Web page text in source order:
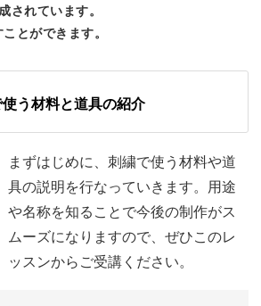
いたい直径1cm前後の範囲に収まっ
にひとつの野菜が刺繍できてしまう
だきやすいのも、初心者さんにとっ
ないでしょうか♪
されています。
とができます。
う材料と道具の紹介
まずはじめに、刺繍で使う材料や道
具の説明を行なっていきます。用途
や名称を知ることで今後の制作がス
ムーズになりますので、ぜひこのレ
ッスンからご受講ください。